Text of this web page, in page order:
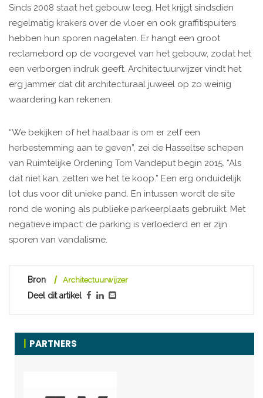
Sinds 2008 staat het gebouw leeg. Het krijgt sindsdien
regelmatig krakers over de vloer en ook graffitispuiters
hebben hun sporen nagelaten. Er hangt een groot
reclamebord op de voorgevel van het gebouw, zodat het
een verborgen indruk geeft. Architectuurwijzer vindt het
erg jammer dat dit architecturaal juweel op zo weinig
waardering kan rekenen.
“We bekijken of het haalbaar is om er zelf een
herbestemming aan te geven”, zei de Hasseltse schepen
van Ruimtelijke Ordening Tom Vandeput begin 2015. “Als
dat niet kan, zetten we het te koop.” Een erg onduidelijk
lot dus voor dit unieke pand. En intussen wordt de site
rond de woning als publieke parkeerplaats gebruikt. Met
negatieve impact: de parking is verloederd en er zijn
sporen van vandalisme.
Bron Architectuurwijzer
Deel dit artikel
PARTNERS